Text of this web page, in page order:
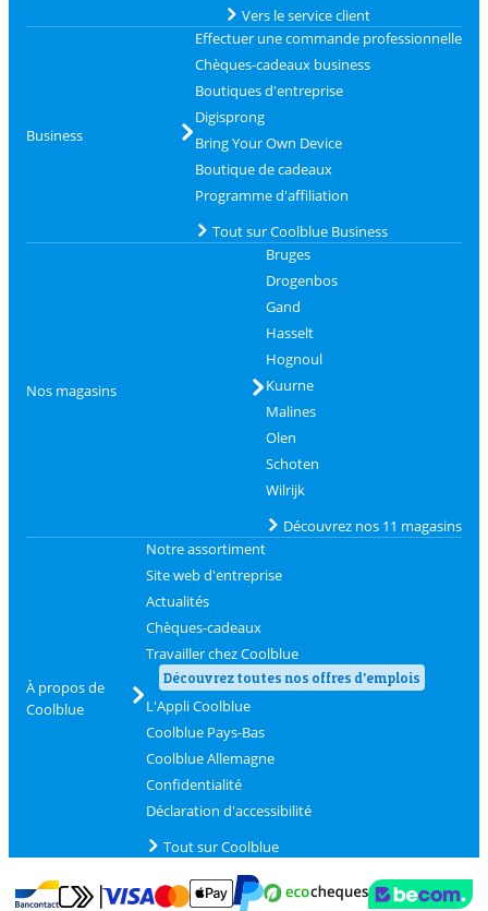
Vers le service client
Business
Effectuer une commande professionnelle
Chèques-cadeaux business
Boutiques d'entreprise
Digisprong
Bring Your Own Device
Boutique de cadeaux
Programme d'affiliation
Tout sur Coolblue Business
Nos magasins
Bruges
Drogenbos
Gand
Hasselt
Hognoul
Kuurne
Malines
Olen
Schoten
Wilrijk
Découvrez nos 11 magasins
À propos de
Coolblue
Notre assortiment
Site web d'entreprise
Actualités
Chèques-cadeaux
Travailler chez Coolblue
Découvrez toutes nos offres d'emplois
L'Appli Coolblue
Coolblue Pays-Bas
Coolblue Allemagne
Confidentialité
Déclaration d'accessibilité
Tout sur Coolblue